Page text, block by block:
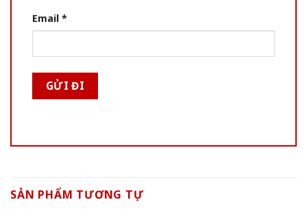
Email *
SẢN PHẨM TƯƠNG TỰ